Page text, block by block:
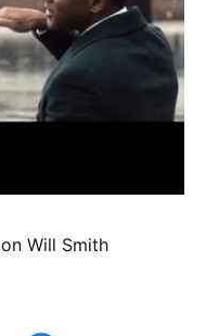
Will Smith